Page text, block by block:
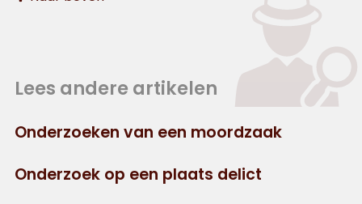
Lees andere artikelen
Onderzoeken van een moordzaak
Onderzoek op een plaats delict